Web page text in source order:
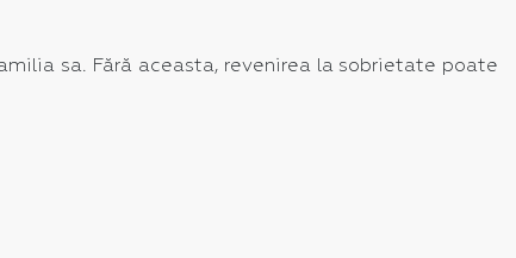
sa. Fără aceasta, revenirea la sobrietate poate